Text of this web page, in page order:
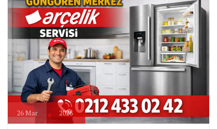
26Mar 2026